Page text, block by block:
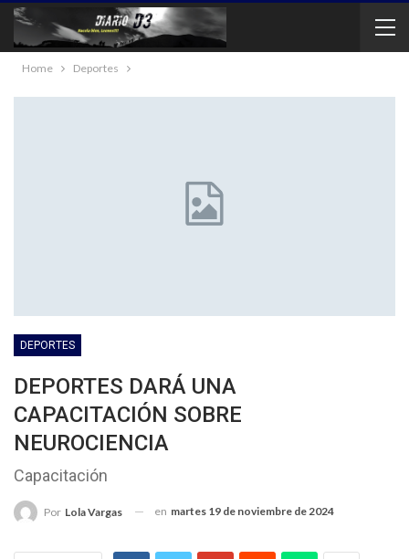
Home Deportes
DEPORTES
DEPORTES DARÁ UNA
CAPACITACIÓN SOBRE
NEUROCIENCIA
Capacitación
Por Lola Vargas en martes 19 de noviembre de 2024